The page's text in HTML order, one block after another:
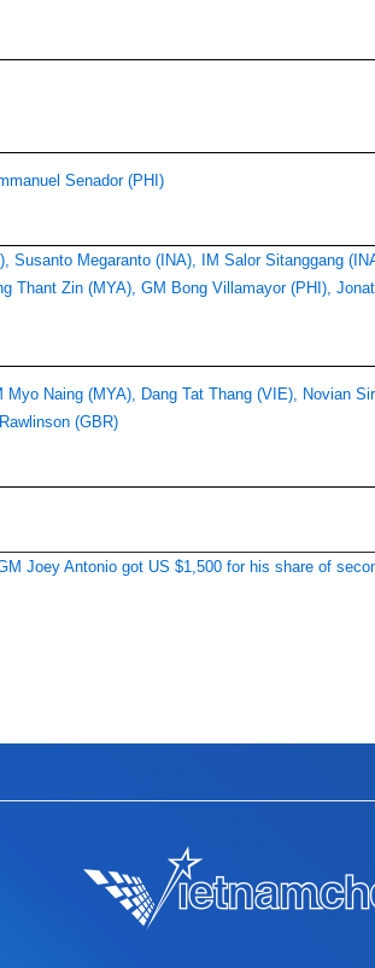
Senador (PHI)
Susanto Megaranto (INA), IM Salor Sitanggang
Thant Zin (MYA), GM Bong Villamayor (PHI),
Naing (MYA), Dang Tat Thang (VIE), Novian
(GBR)
Joey Antonio got US $1,500 for his share of